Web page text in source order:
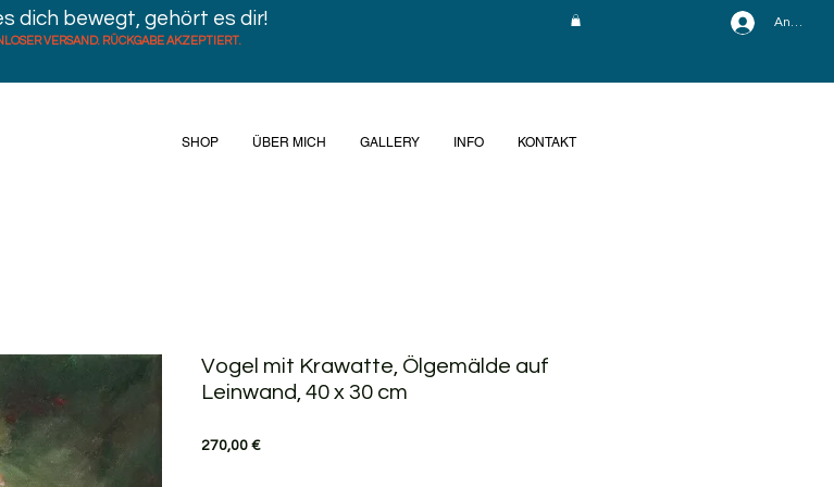
dich bewegt, gehört es dir!
VERSAND. RÜCKGABE AKZEPTIERT.
SHOP ÜBER MICH GALLERY INFO KONTAKT
Vogel mit Krawatte, Ölgemälde auf
Leinwand, 40 x 30 cm
270,00 €Preis